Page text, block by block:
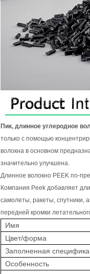
Пик, длинное углеродное
только с помощью
волокна в основном
значительно улучшена.
Длинное волокно PEEK по-
Компания Peek добавляет
самолеты, ракеты, спутники,
передней кромки
Имя
Цвет/форма
Заполненная
Особенность